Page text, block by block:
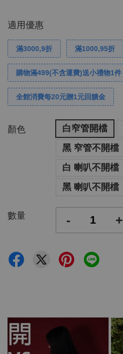
適用優惠
滿3000,9折 滿1000,95折
購物滿499(不含運費)送小禮物1件
全館消費每20元贈1元回饋金
顏色 白窄管開檔
黑 窄管不開檔
白 喇叭不開檔
黑 喇叭不開檔
數量 - +